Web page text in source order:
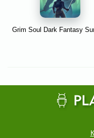
Grim Soul Dark Fantasy